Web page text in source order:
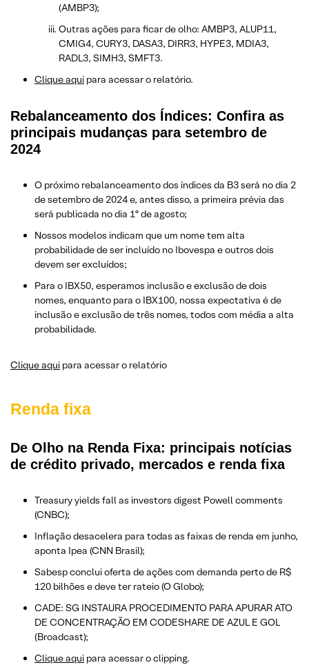
(AMBP3);
Outras ações para ficar de olho: AMBP3, ALUP11,
CMIG4, CURY3, DASA3, DIRR3, HYPE3, MDIA3,
RADL3, SIMH3, SMFT3.
Clique aqui para acessar o relatório.
Rebalanceamento dos Índices: Confira as
principais mudanças para setembro de
2024
O próximo rebalanceamento dos índices da B3 será no dia 2
de setembro de 2024 e, antes disso, a primeira prévia das
será publicada no dia 1º de agosto;
Nossos modelos indicam que um nome tem alta
probabilidade de ser incluído no Ibovespa e outros dois
devem ser excluídos;
Para o IBX50, esperamos inclusão e exclusão de dois
nomes, enquanto para o IBX100, nossa expectativa é de
inclusão e exclusão de três nomes, todos com média a alta
probabilidade.
Clique aqui para acessar o relatório
Renda fixa
De Olho na Renda Fixa: principais notícias
de crédito privado, mercados e renda fixa
Treasury yields fall as investors digest Powell comments
(CNBC);
Inflação desacelera para todas as faixas de renda em junho,
aponta Ipea (CNN Brasil);
Sabesp conclui oferta de ações com demanda perto de R$
120 bilhões e deve ter rateio (O Globo);
CADE: SG INSTAURA PROCEDIMENTO PARA APURAR ATO
DE CONCENTRAÇÃO EM CODESHARE DE AZUL E GOL
(Broadcast);
Clique aqui para acessar o clipping.